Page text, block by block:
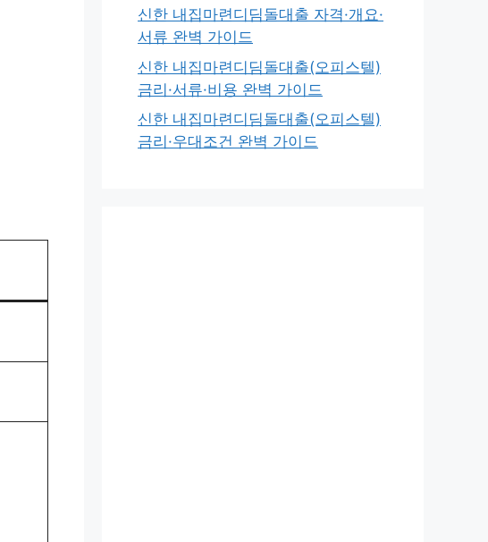
신한 내집마련디딤돌대출 자격·개요·
서류 완벽 가이드
신한 내집마련디딤돌대출(오피스텔)
금리·서류·비용 완벽 가이드
신한 내집마련디딤돌대출(오피스텔)
금리·우대조건 완벽 가이드